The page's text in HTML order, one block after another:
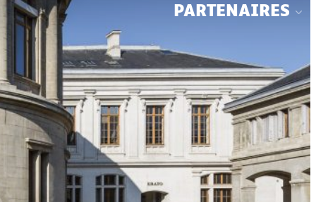
PARTENAIRES